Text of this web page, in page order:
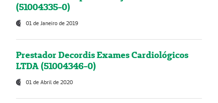
(51004335-0)
01 de Janeiro de 2019
Prestador Decordis Exames Cardiológicos
LTDA (51004346-0)
01 de Abril de 2020